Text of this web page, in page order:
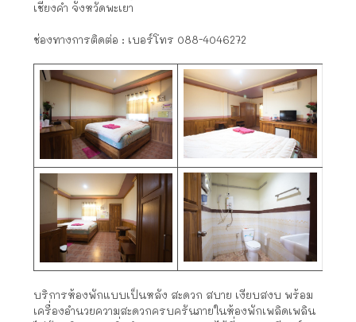
เชียงคำ จังหวัดพะเยา
ช่องทางการติดต่อ : เบอร์โทร 088-4046272
บริการห้องพักแบบเป็นหลัง สะดวก สบาย เงียบสงบ พร้อม
เครื่องอำนวยความสะดวกครบครันภายในห้องพักเพลิดเพลิน